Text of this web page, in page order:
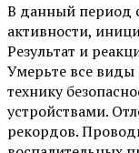
В данный период
активности,
Результат и
Умерьте все виды
технику
устройствами.
рекордов.